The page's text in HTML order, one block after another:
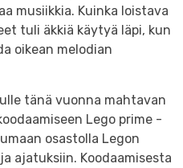
musiikkia. Kuinka loistava
tuli äkkiä käytyä läpi, kun
oikean melodian
tänä vuonna mahtavan
Lego prime -
osastolla Legon
ajatuksiin. Koodaamisesta